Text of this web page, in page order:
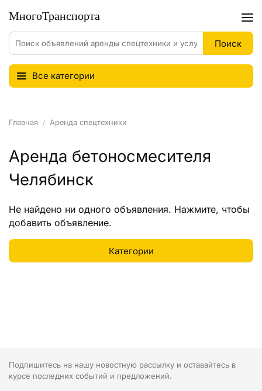
Все категории
Главная Аренда спецтехники
Аренда бетоносмесителя
Челябинск
Не найдено ни одного объявления. Нажмите, чтобы
добавить объявление.
Подпишитесь на нашу новостную рассылку и оставайтесь в
курсе последних событий и предложений.